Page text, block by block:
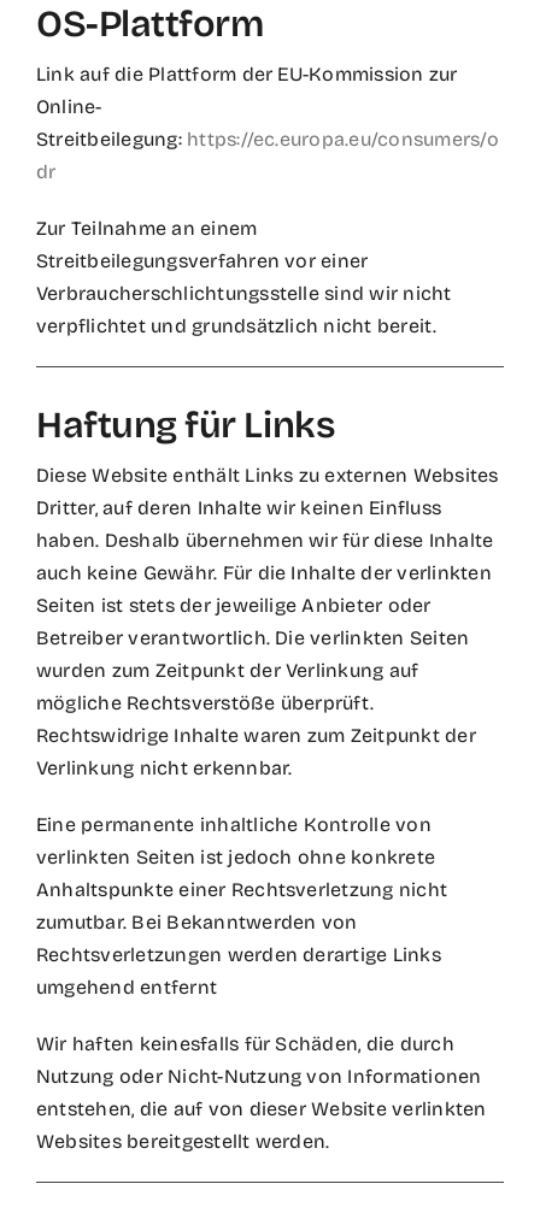
OS-Plattform
Link auf die Plattform der EU-Kommission zur
Online-
Streitbeilegung: https://ec.europa.eu/consumers/o
dr
Zur Teilnahme an einem
Streitbeilegungsverfahren vor einer
Verbraucherschlichtungsstelle sind wir nicht
verpflichtet und grundsätzlich nicht bereit.
Haftung für Links
Diese Website enthält Links zu externen Websites
Dritter, auf deren Inhalte wir keinen Einfluss
haben. Deshalb übernehmen wir für diese Inhalte
auch keine Gewähr. Für die Inhalte der verlinkten
Seiten ist stets der jeweilige Anbieter oder
Betreiber verantwortlich. Die verlinkten Seiten
wurden zum Zeitpunkt der Verlinkung auf
mögliche Rechtsverstöße überprüft.
Rechtswidrige Inhalte waren zum Zeitpunkt der
Verlinkung nicht erkennbar.
Eine permanente inhaltliche Kontrolle von
verlinkten Seiten ist jedoch ohne konkrete
Anhaltspunkte einer Rechtsverletzung nicht
zumutbar. Bei Bekanntwerden von
Rechtsverletzungen werden derartige Links
umgehend entfernt
Wir haften keinesfalls für Schäden, die durch
Nutzung oder Nicht-Nutzung von Informationen
entstehen, die auf von dieser Website verlinkten
Websites bereitgestellt werden.